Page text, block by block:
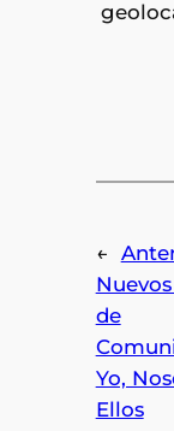
←
de
Yo,
Ellos